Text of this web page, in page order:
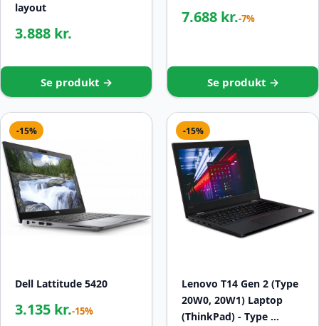
layout
3.888 kr.
Se produkt →
7.688 kr.-7%
Se produkt →
-15%
Dell Lattitude 5420
3.135 kr.-15%
-15%
Lenovo T14 Gen 2 (Type
20W0, 20W1) Laptop
(ThinkPad) - Type …